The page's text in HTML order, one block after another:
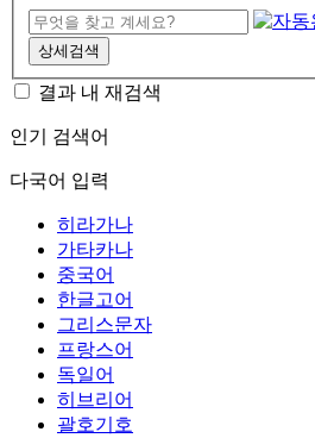
상세검색
결과 내 재검색
인기 검색어
다국어 입력
히라가나
가타카나
중국어
한글고어
그리스문자
프랑스어
독일어
히브리어
괄호기호